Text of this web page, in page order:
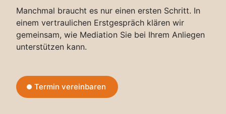
Manchmal braucht es nur einen ersten Schritt. In
einem vertraulichen Erstgespräch klären wir
gemeinsam, wie Mediation Sie bei Ihrem Anliegen
unterstützen kann.
Termin vereinbaren